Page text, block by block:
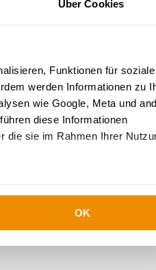
Über Cookies
Funktionen für soziale
werden Informationen zu
wie Google, Meta und
diese Informationen
die sie im Rahmen Ihrer
OK